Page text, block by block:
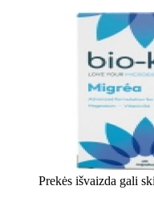
Prekės išvaizda gali